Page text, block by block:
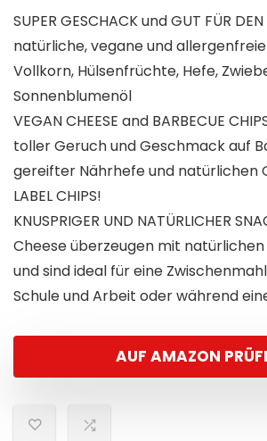
SUPER GESCHACK und GUT FÜR
natürliche, vegane und allergenfreie
Vollkorn, Hülsenfrüchte, Hefe,
Sonnenblumenöl
VEGAN CHEESE and BARBECUE
toller Geruch und Geschmack auf
gereifter Nährhefe und natürlichen
LABEL CHIPS!
KNUSPRIGER UND NATÜRLICHER
Cheese überzeugen mit
und sind ideal für eine
Schule und Arbeit oder während
AUF AMAZON